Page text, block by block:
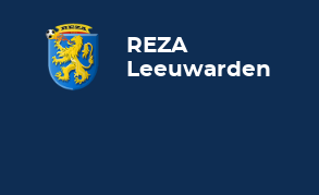
REZA
Leeuwarden